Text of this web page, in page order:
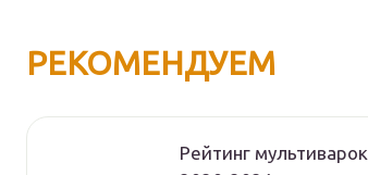
РЕКОМЕНДУЕМ
Рейтинг мультиварок